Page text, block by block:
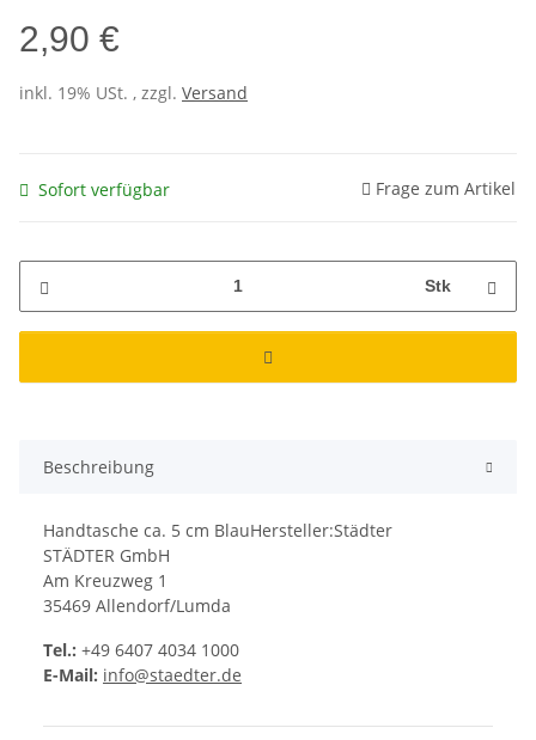
2,90 €
inkl. 19% USt. , zzgl. Versand
Sofort verfügbar Frage zum Artikel
Stk
Beschreibung
Handtasche ca. 5 cm BlauHersteller:Städter
STÄDTER GmbH
Am Kreuzweg 1
35469 Allendorf/Lumda
Tel.: +49 6407 4034 1000
E-Mail: info@staedter.de